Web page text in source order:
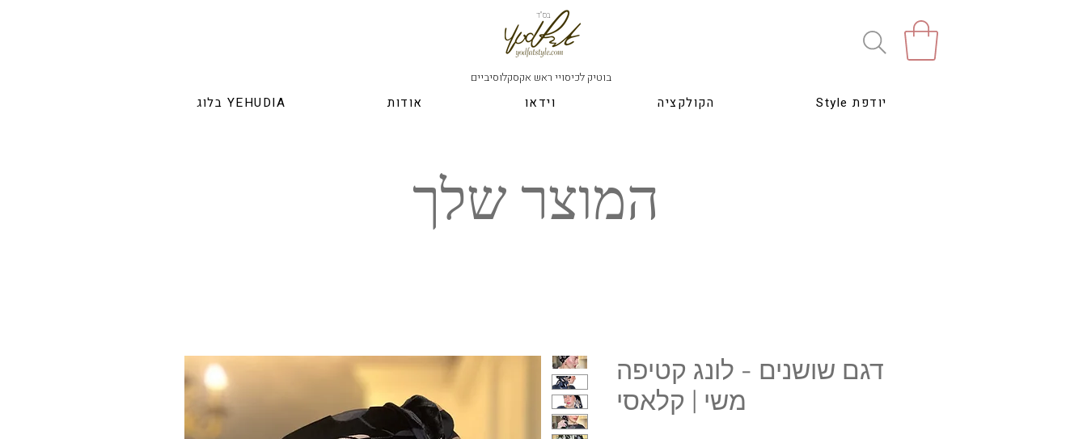
בס"ד
בוטיק לכיסויי ראש אקסקלוסיביים
בלוג YEHUDIA אודות וידאו הקולקציה Style יודפת
המוצר שלך
דגם שושנים - לונג קטיפה
משי | קלאסי